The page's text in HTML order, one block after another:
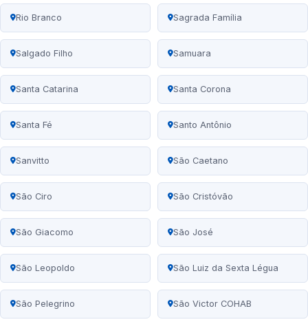
Rio Branco Sagrada Família
Salgado Filho Samuara
Santa Catarina Santa Corona
Santa Fé Santo Antônio
Sanvitto São Caetano
São Ciro São Cristóvão
São Giacomo São José
São Leopoldo São Luiz da Sexta Légua
São Pelegrino São Victor COHAB